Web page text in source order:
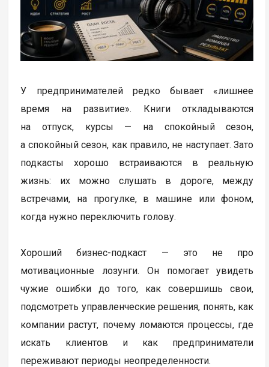
У предпринимателей редко бывает «лишнее
время на развитие». Книги откладываются
на отпуск, курсы — на спокойный сезон,
а спокойный сезон, как правило, не наступает. Зато
подкасты хорошо встраиваются в реальную
жизнь: их можно слушать в дороге, между
встречами, на прогулке, в машине или фоном,
когда нужно переключить голову.
Хороший бизнес-подкаст — это не про
мотивационные лозунги. Он помогает увидеть
чужие ошибки до того, как совершишь свои,
подсмотреть управленческие решения, понять, как
компании растут, почему ломаются процессы, где
искать клиентов и как предприниматели
переживают периоды неопределенности.